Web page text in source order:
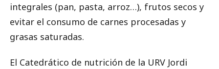
integrales (pan, pasta, arroz…), frutos secos y
evitar el consumo de carnes procesadas y
grasas saturadas.
El Catedrático de nutrición de la URV Jordi